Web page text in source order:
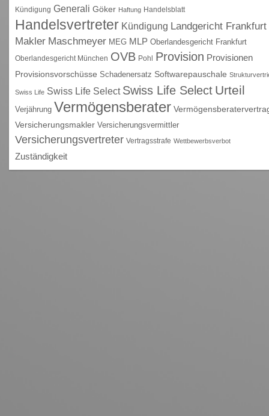
Kündigung Generali Göker Haftung Handelsblatt
Handelsvertreter Kündigung Landgericht Frankfurt
Makler Maschmeyer MEG MLP Oberlandesgericht Frankfurt
Oberlandesgericht München OVB Pohl Provision Provisionen
Provisionsvorschüsse Schadenersatz Softwarepauschale
Swiss Life Swiss Life Select Swiss Life Select Urteil
Verjährung Vermögensberater
Versicherungsmakler Versicherungsvermittler
Versicherungsvertreter Vertragsstrafe Wettbewerbsverbot
Zuständigkeit